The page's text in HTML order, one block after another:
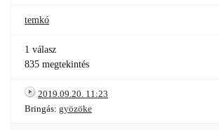
temkó
1 válasz
835 megtekintés
2019.09.20. 11:23
Bringás: gyözöke